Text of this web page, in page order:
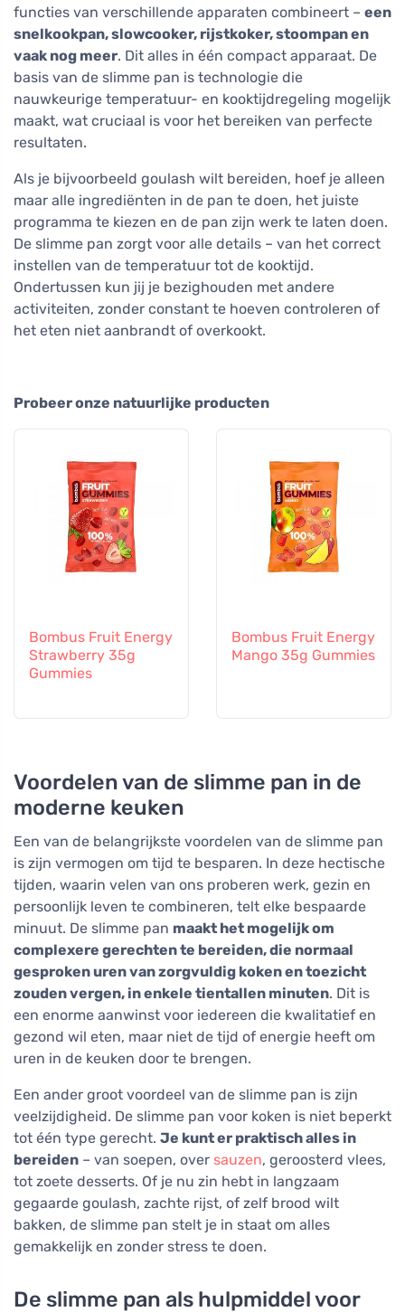
functies van verschillende apparaten combineert – een
snelkookpan, slowcooker, rijstkoker, stoompan en
vaak nog meer. Dit alles in één compact apparaat. De
basis van de slimme pan is technologie die
nauwkeurige temperatuur- en kooktijdregeling mogelijk
maakt, wat cruciaal is voor het bereiken van perfecte
resultaten.
Als je bijvoorbeeld goulash wilt bereiden, hoef je alleen
maar alle ingrediënten in de pan te doen, het juiste
programma te kiezen en de pan zijn werk te laten doen.
De slimme pan zorgt voor alle details – van het correct
instellen van de temperatuur tot de kooktijd.
Ondertussen kun jij je bezighouden met andere
activiteiten, zonder constant te hoeven controleren of
het eten niet aanbrandt of overkookt.
Probeer onze natuurlijke producten
Bombus Fruit Energy
Strawberry 35g
Gummies
Bombus Fruit Energy
Mango 35g Gummies
Voordelen van de slimme pan in de
moderne keuken
Een van de belangrijkste voordelen van de slimme pan
is zijn vermogen om tijd te besparen. In deze hectische
tijden, waarin velen van ons proberen werk, gezin en
persoonlijk leven te combineren, telt elke bespaarde
minuut. De slimme pan maakt het mogelijk om
complexere gerechten te bereiden, die normaal
gesproken uren van zorgvuldig koken en toezicht
zouden vergen, in enkele tientallen minuten. Dit is
een enorme aanwinst voor iedereen die kwalitatief en
gezond wil eten, maar niet de tijd of energie heeft om
uren in de keuken door te brengen.
Een ander groot voordeel van de slimme pan is zijn
veelzijdigheid. De slimme pan voor koken is niet beperkt
tot één type gerecht. Je kunt er praktisch alles in
bereiden – van soepen, over sauzen, geroosterd vlees,
tot zoete desserts. Of je nu zin hebt in langzaam
gegaarde goulash, zachte rijst, of zelf brood wilt
bakken, de slimme pan stelt je in staat om alles
gemakkelijk en zonder stress te doen.
De slimme pan als hulpmiddel voor